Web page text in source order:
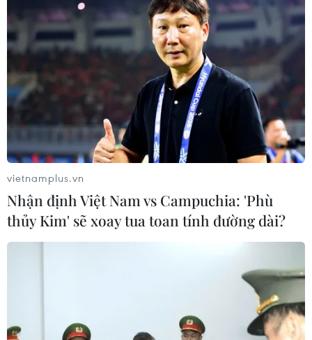
vietnamplus.vn
Nhận định Việt Nam vs Campuchia: 'Phù
thủy Kim' sẽ xoay tua toan tính đường dài?